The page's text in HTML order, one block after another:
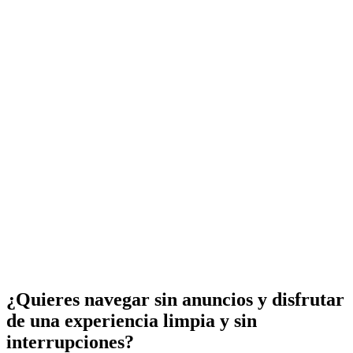
¿Quieres navegar sin anuncios y disfrutar
de una experiencia limpia y sin
interrupciones?